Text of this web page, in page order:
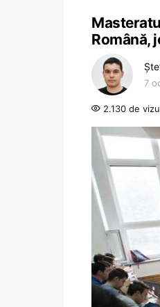
Română,
7
2.130 de